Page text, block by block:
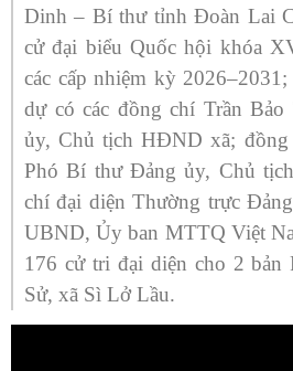
Dinh – Bí thư tỉnh Đoàn Lai
cử đại biểu Quốc hội khóa
các cấp nhiệm kỳ
dự có các đồng chí Trần
ủy, Chủ tịch HĐND xã;
Phó Bí thư Đảng ủy, Chủ
chí đại diện Thường trực
UBND, Ủy ban MTTQ Việt
176 cử tri đại diện cho 2 bản
Sử, xã Sì Lở Lầu.